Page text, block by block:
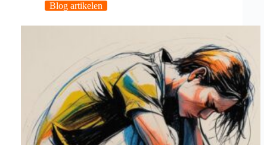
Blog artikelen